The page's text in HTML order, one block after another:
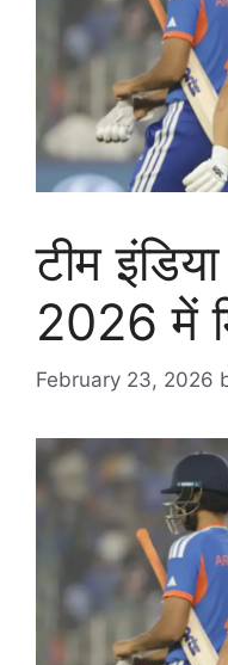
टीम
2026 में
February 23, 2026